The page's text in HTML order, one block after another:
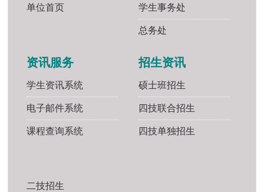
单位首页 学生事务处
总务处
资讯服务
学生资讯系统
电子邮件系统
课程查询系统
招生资讯
硕士班招生
四技联合招生
四技单独招生
二技招生